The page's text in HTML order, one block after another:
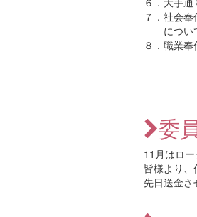
７．社会
について
８．職業
委
11月はロ
皆様より、
先日送金さ